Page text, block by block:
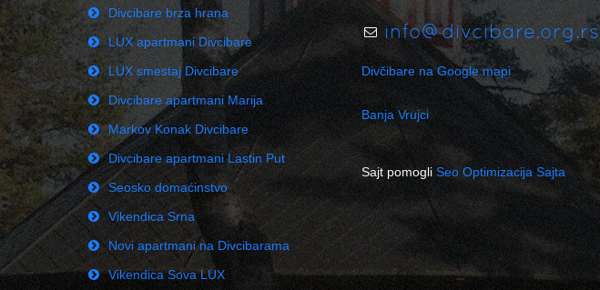
Divcibare brza hrana
LUX apartmani Divcibare
LUX smestaj Divcibare
Divcibare apartmani Marija
Markov Konak Divcibare
Divcibare apartmani Lastin Put
Seosko domaćinstvo
Vikendica Srna
Novi apartmani na Divcibarama
Vikendica Sova LUX
info@divcibare.org.rs
Divčibare na Google mapi
Banja Vrujci
Sajt pomogli Seo Optimizacija Sajta